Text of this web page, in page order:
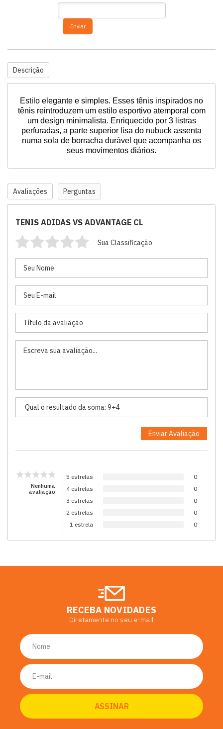
Enviar
Descrição
Estilo elegante e simples. Esses tênis inspirados no
tênis reintroduzem um estilo esportivo atemporal com
um design minimalista. Enriquecido por 3 listras
perfuradas, a parte superior lisa do nubuck assenta
numa sola de borracha durável que acompanha os
seus movimentos diários.
Avaliações Perguntas
TENIS ADIDAS VS ADVANTAGE CL
Sua Classificação
Nenhuma
avaliação
5 estrelas
0
4 estrelas
0
3 estrelas
0
2 estrelas
0
1 estrela
0
RECEBA NOVIDADES
Diretamente no seu e-mail